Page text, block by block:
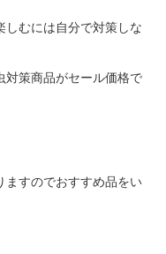
しむには自分で対策しな
対策商品がセール価格で
ますのでおすすめ品をい